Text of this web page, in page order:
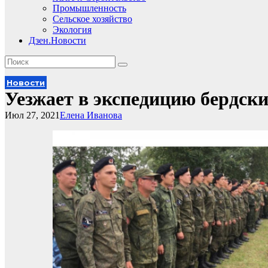
Промышленность
Сельское хозяйство
Экология
Дзен.Новости
Новости
Уезжает в экспедицию
Елена Иванова
Июл 27, 2021